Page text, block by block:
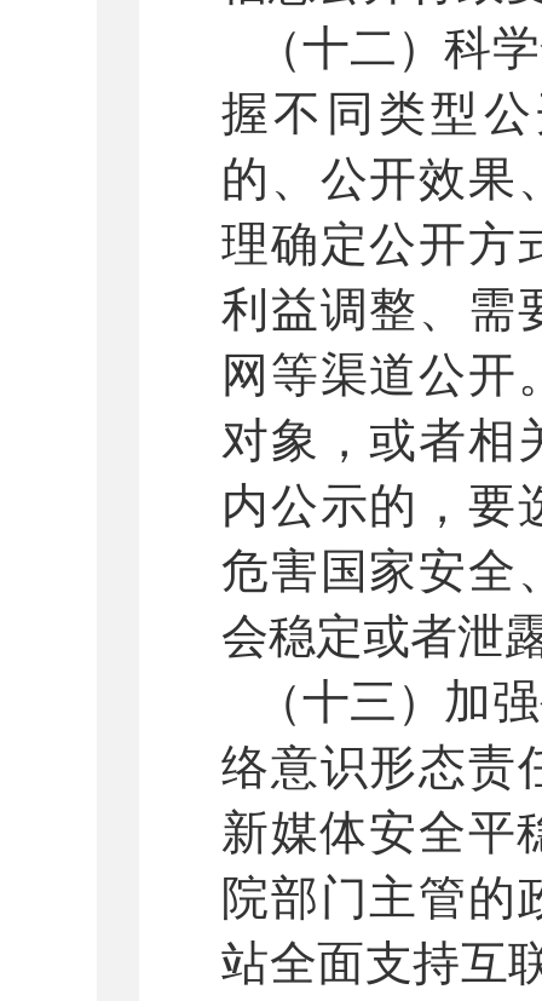
（十二）科
握不同类型
的、公开效果
理确定公开方
利益调整、需
网等渠道公开
对象，或者相
内公示的，要
危害国家安全
会稳定或者泄
（十三）加
络意识形态责
新媒体安全平
院部门主管的
站全面支持互